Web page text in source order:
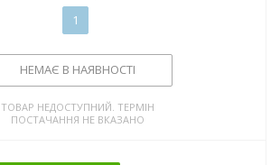
1
НЕМАЄ В НАЯВНОСТІ
ТОВАР НЕДОСТУПНИЙ. ТЕРМІН
ПОСТАЧАННЯ НЕ ВКАЗАНО